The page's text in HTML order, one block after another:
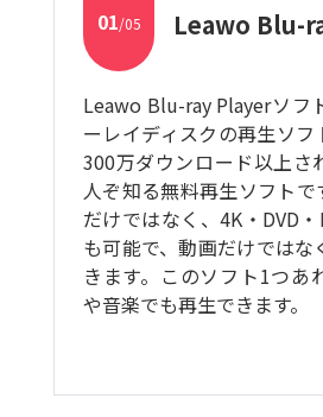
01/05 Leawo Blu-
Leawo Blu-ray Playerソフ
ーレイディスクの再生ソフ
300万ダウンロード以上さ
人ぞ知る無料再生ソフトで
だけではなく、4K・DVD
も可能で、動画だけではな
きます。このソフト1つあ
や音楽でも再生できます。